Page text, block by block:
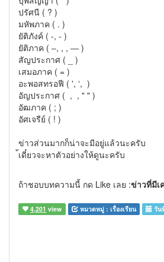
ปรัศนี ( ? )
มหัพภาค ( . )
ยัติภังค์ ( -, ‐ )
ยัติภาค ( ‒, , , ― )
สัญประกาศ ( _ )
เสมอภาค ( = )
อะพอสทรอฟี ( ', ʻ,  )
อัญประกาศ (  ,  , " " )
อัฒภาค ( ; )
อัศเจรีย์ ( ! )
ข่าวส่วนมากก็น่าจะมีอยู่แล้วนะครับ
้เดี๋ยวจะหาตัวอย่างให้ดูนะครับ
ถ้าชอบบทความนี้ กด Like เลย :ข่าวที่มีเ
4,201 view หมวดหมู่ : เรื่องเรียน วัน